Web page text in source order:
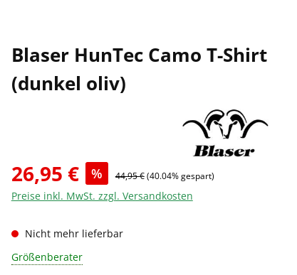
Blaser HunTec Camo T-Shirt
(dunkel oliv)
26,95 € % 44,95 €(40.04% gespart)
Preise inkl. MwSt. zzgl. Versandkosten
Nicht mehr lieferbar
Größenberater